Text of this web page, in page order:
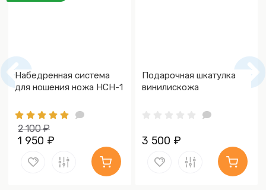
Набедренная система
для ношения ножа НСН-1
2 100 ₽
1 950 ₽
Подарочная шкатулка
винилискожа
3 500 ₽